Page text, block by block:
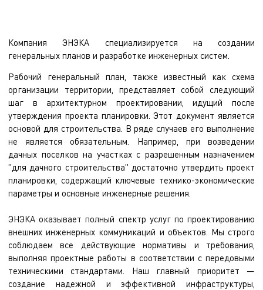
Компания ЭНЭКА специализируется на создании
генеральных планов и разработке инженерных систем.
Рабочий генеральный план, также известный как схема
организации территории, представляет собой следующий
шаг в архитектурном проектировании, идущий после
утверждения проекта планировки. Этот документ является
основой для строительства. В ряде случаев его выполнение
не является обязательным. Например, при возведении
дачных поселков на участках с разрешенным назначением
"для дачного строительства" достаточно утвердить проект
планировки, содержащий ключевые технико-экономические
параметры и основные инженерные решения.
ЭНЭКА оказывает полный спектр услуг по проектированию
внешних инженерных коммуникаций и объектов. Мы строго
соблюдаем все действующие нормативы и требования,
выполняя проектные работы в соответствии с передовыми
техническими стандартами. Наш главный приоритет —
создание надежной и эффективной инфраструктуры,